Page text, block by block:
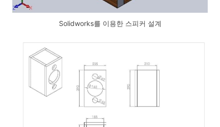
Solidworks를 이용한 스피커 설계